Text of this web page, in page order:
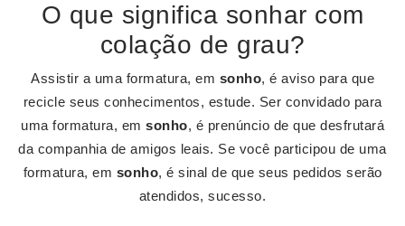
O que significa sonhar com
colação de grau?
Assistir a uma formatura, em sonho, é aviso para que
recicle seus conhecimentos, estude. Ser convidado para
uma formatura, em sonho, é prenúncio de que desfrutará
da companhia de amigos leais. Se você participou de uma
formatura, em sonho, é sinal de que seus pedidos serão
atendidos, sucesso.